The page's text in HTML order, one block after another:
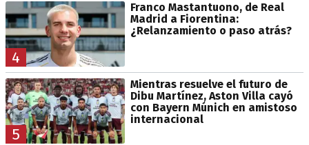
4
Franco Mastantuono, de Real
Madrid a Fiorentina:
¿Relanzamiento o paso atrás?
5
Mientras resuelve el futuro de
Dibu Martínez, Aston Villa cayó
con Bayern Múnich en amistoso
internacional